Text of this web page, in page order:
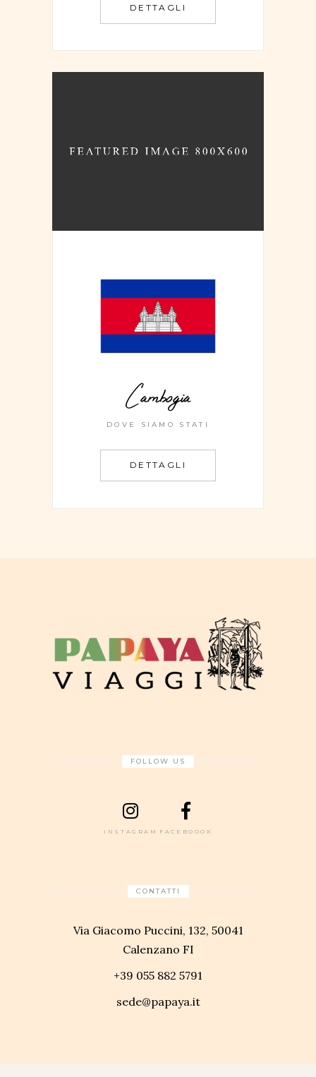
DETTAGLI
Cambogia
DOVE SIAMO STATI
DETTAGLI
FOLLOW US
INSTAGRAM FACEBOOOK
CONTATTI
Via Giacomo Puccini, 132, 50041
Calenzano FI
+39 055 882 5791
sede@papaya.it